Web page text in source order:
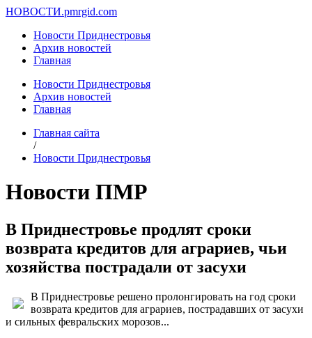
НОВОСТИ.pmrgid.com
Новости Приднестровья
Архив новостей
Главная
Новости Приднестровья
Архив новостей
Главная
Главная сайта
/
Новости Приднестровья
Новости ПМР
В Приднестровье продлят сроки
возврата кредитов для аграриев, чьи
хозяйства пострадали от засухи
В Приднестровье решено пролонгировать на год сроки
возврата кредитов для аграриев, пострадавших от засухи
и сильных февральских морозов...